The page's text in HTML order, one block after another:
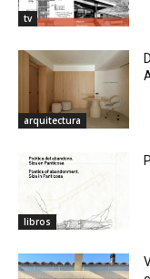
tv
arquitectura
libros